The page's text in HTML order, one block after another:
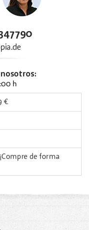
h
€
¡Compre de forma